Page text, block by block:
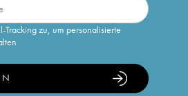
Tracking zu, um personalisierte